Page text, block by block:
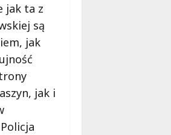
jak ta z
są
jak
jak i